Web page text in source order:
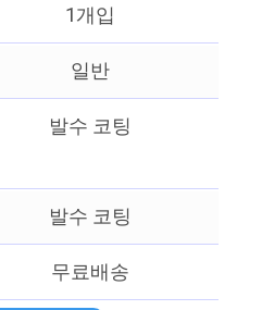
1개입
일반
발수 코팅
발수 코팅
무료배송